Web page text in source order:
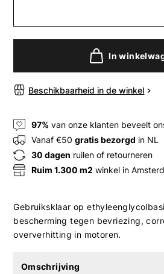
In
Beschikbaarheid in de winkel
97% van onze klanten beveelt
Vanaf €50gratis bezorgd in NL
30 dagen ruilen of retourneren
Ruim 1.300 m2 winkel in
Gebruiksklaar op
bescherming tegen bevriezing,
oververhitting in motoren.
Omschrijving